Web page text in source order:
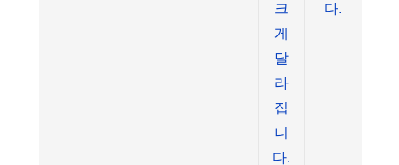
크
게
달
라
집
니
다.
다.